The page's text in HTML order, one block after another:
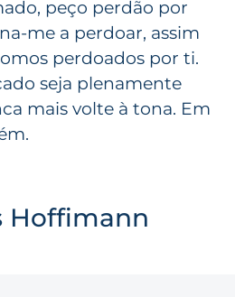
peço perdão por
me a perdoar, assim
perdoados por ti.
seja plenamente
mais volte à tona. Em
Hoffimann